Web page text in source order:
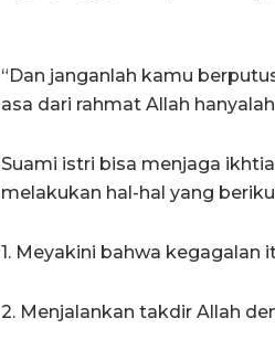
“Dan janganlah kamu
asa dari rahmat Allah
Suami istri bisa menjaga
melakukan hal-hal yang
1. Meyakini bahwa kegagalan
2. Menjalankan takdir Allah